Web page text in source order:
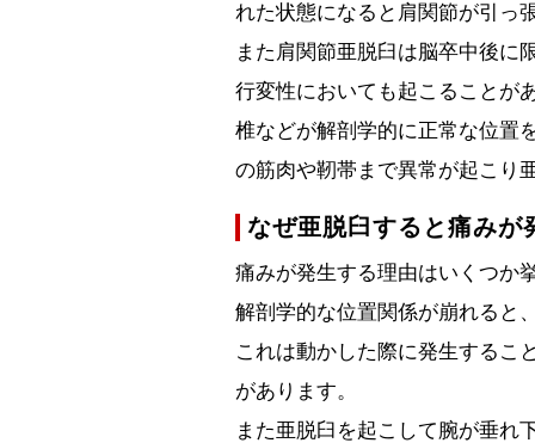
れた状態になると肩関節が引っ
また肩関節亜脱臼は脳卒中後に
行変性においても起こることが
椎などが解剖学的に正常な位置
の筋肉や靭帯まで異常が起こり
なぜ亜脱臼すると痛みが
痛みが発生する理由はいくつか
解剖学的な位置関係が崩れると
これは動かした際に発生するこ
があります。
また亜脱臼を起こして腕が垂れ